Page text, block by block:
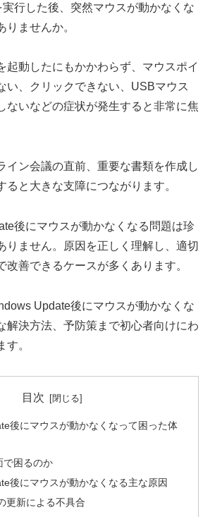
行した後、突然マウスが動かなくな
りませんか。
起動したにもかかわらず、マウスポイ
い、クリックできない、USBマウス
ないなどの症状が発生すると非常に焦
イン会議の直前、重要な書類を作成し
ると大きな支障につながります。
後にマウスが動かなくなる問題は珍
りません。原因を正しく理解し、適切
改善できるケースが多くあります。
Update後にマウスが動かなくな
解決方法、予防策まで初心者向けにわ
。
目次
後にマウスが動かなくなって困った体
で困るのか
後にマウスが動かなくなる主な原因
更新による不具合